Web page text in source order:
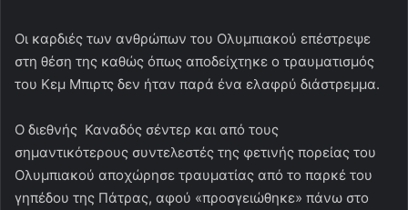
Oι καρδιές των ανθρώπων του Ολυμπιακού επέστρεψε
στη θέση της καθώς όπως αποδείχτηκε ο τραυματισμός
του Κεμ Μπιρτς δεν ήταν παρά ένα ελαφρύ διάστρεμμα.
Ο διεθνής Καναδός σέντερ και από τους
σημαντικότερους συντελεστές της φετινής πορείας του
Ολυμπιακού αποχώρησε τραυματίας από το παρκέ του
γηπέδου της Πάτρας, αφού «προσγειώθηκε» πάνω στο